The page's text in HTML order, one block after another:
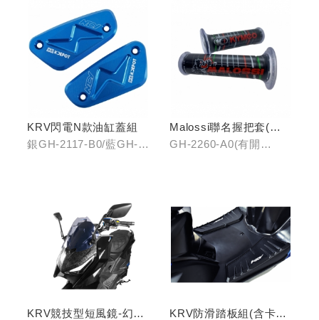
KRV閃電N款油缸蓋組
銀GH-2117-B0/藍GH-
Malossi聯名握把套(有
開口)/(無開口)
GH-2260-A0(有開
KRV競技型短風鏡-幻彩
KRV防滑踏板組(含卡夢